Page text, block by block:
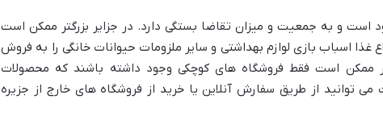
است و به جمعیت و میزان تقاضا بستگی دارد. در جزایر بزرگتر ممکن است
اسباب بازی لوازم بهداشتی و سایر ملزومات حیوانات خانگی را به فروش
ممکن است فقط فروشگاه های کوچکی وجود داشته باشند که محصولات
توانید از طریق سفارش آنلاین یا خرید از فروشگاه های خارج از جزیره